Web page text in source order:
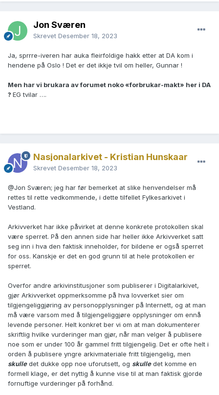
Jon Sværen
Skrevet Desember 18, 2023
Ja, sprrre-iveren har auka fleirfoldige hakk etter at DA kom i
hendene på Oslo ! Det er det ikkje tvil om heller, Gunnar !
Men har vi brukara av forumet noko «forbrukar-makt» her i DA
? EG tvilar ….
Nasjonalarkivet - Kristian Hunskaar
Skrevet Desember 18, 2023
@Jon Sværen; jeg har før bemerket at slike henvendelser må
rettes til rette vedkommende, i dette tilfellet Fylkesarkivet i
Vestland.
Arkivverket har ikke påvirket at denne konkrete protokollen skal
være sperret. På den annen side har heller ikke Arkivverket satt
seg inn i hva den faktisk inneholder, for bildene er også sperret
for oss. Kanskje er det en god grunn til at hele protokollen er
sperret.
Overfor andre arkivinstitusjoner som publiserer i Digitalarkivet,
gjør Arkivverket oppmerksomme på hva lovverket sier om
tilgjengeliggjøring av personopplysninger på Internett, og at man
må være varsom med å tilgjengeliggjøre opplysninger om ennå
levende personer. Helt konkret ber vi om at man dokumenterer
skriftlig hvilke vurderinger man gjør, når man velger å publisere
noe som er under 100 år gammel fritt tilgjengelig. Det er ofte helt i
orden å publisere yngre arkivmateriale fritt tilgjengelig, men
skulledet dukke opp noe uforutsett, og skulledet komme en
formell klage, er det nyttig å kunne vise til at man faktisk gjorde
fornuftige vurderinger på forhånd.